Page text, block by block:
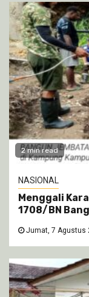
2 min read
NASIONAL
Menggali
1708/BN
Jumat, 7 Agustus